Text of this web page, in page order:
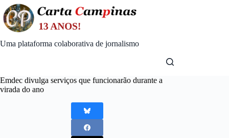
Skip
to
content
Uma plataforma colaborativa de jornalismo
Emdec divulga serviços que funcionarão durante a
virada do ano